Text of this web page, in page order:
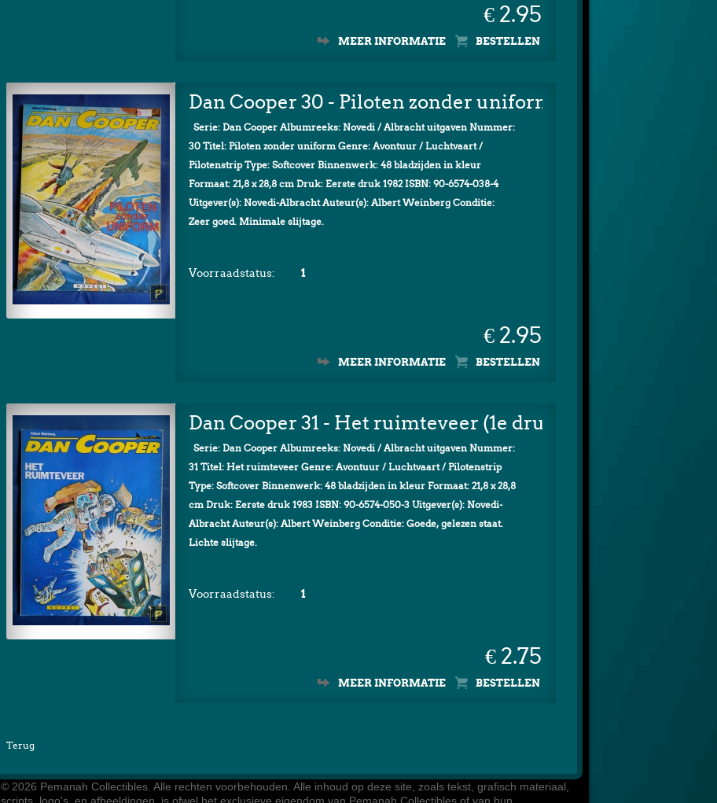
€ 2.95
MEER INFORMATIE
Dan Cooper 30 - Piloten zonder uniform (1e druk)
€ 2.95
Serie: Dan Cooper Albumreeks: Novedi / Albracht uitgaven Nummer:
30 Titel: Piloten zonder uniform Genre: Avontuur / Luchtvaart /
Pilotenstrip Type: Softcover Binnenwerk: 48 bladzijden in kleur
Formaat: 21,8 x 28,8 cm Druk: Eerste druk 1982 ISBN: 90-6574-038-4
Uitgever(s): Novedi-Albracht Auteur(s): Albert Weinberg Conditie:
Zeer goed. Minimale slijtage.
Voorraadstatus: 1
MEER INFORMATIE
Dan Cooper 31 - Het ruimteveer (1e druk)
€ 2.75
Serie: Dan Cooper Albumreeks: Novedi / Albracht uitgaven Nummer:
31 Titel: Het ruimteveer Genre: Avontuur / Luchtvaart / Pilotenstrip
Type: Softcover Binnenwerk: 48 bladzijden in kleur Formaat: 21,8 x 28,8
cm Druk: Eerste druk 1983 ISBN: 90-6574-050-3 Uitgever(s): Novedi-
Albracht Auteur(s): Albert Weinberg Conditie: Goede, gelezen staat.
Lichte slijtage.
Voorraadstatus: 1
MEER INFORMATIE
Terug
© 2026 Pemanah Collectibles. Alle rechten voorbehouden. Alle inhoud op deze site, zoals tekst, grafisch materiaal,